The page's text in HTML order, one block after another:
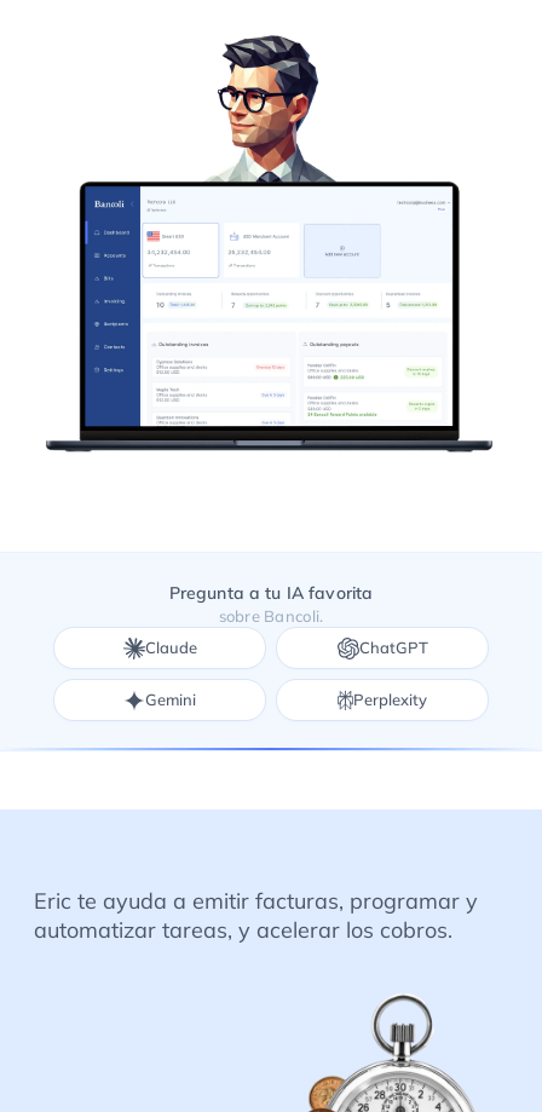
Pregunta a tu IA favorita
sobre Bancoli.
Claude
ChatGPT
Gemini Perplexity
Eric te ayuda a emitir facturas, programar y
automatizar tareas, y acelerar los cobros.